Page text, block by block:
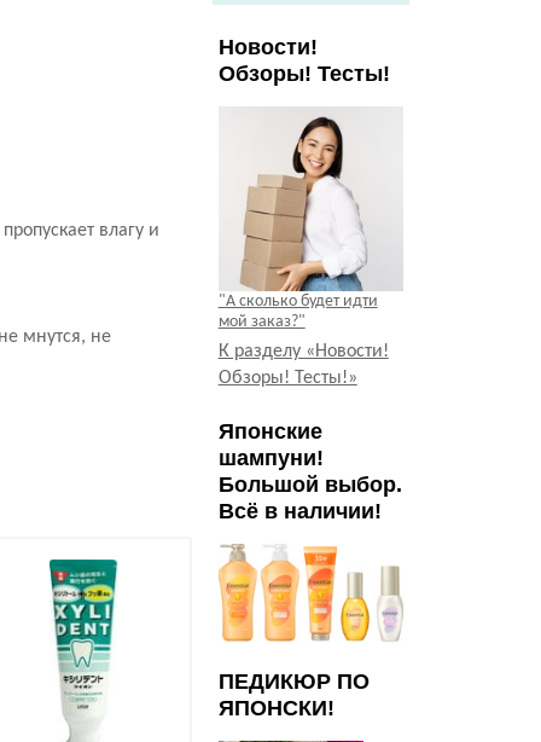
влагу и
мнутся, не
Летняя цена!
Новости!
Обзоры! Тесты!
"А сколько будет идти
мой заказ?"
К разделу «Новости!
Обзоры! Тесты!»
Японские
шампуни!
Большой выбор.
Всё в наличии!
ПЕДИКЮР ПО
ЯПОНСКИ!